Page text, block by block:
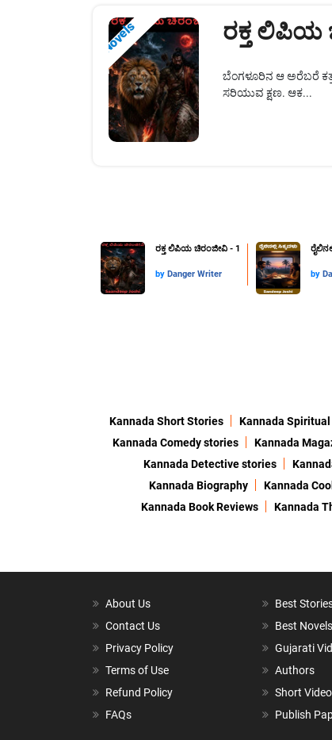
Novels ರಕ್ತ ಲಿಪಿಯ
ಬೆಂಗಳೂರಿನ ಆ ಅರೆಬರೆ
ಸರಿಯುವ ಕ್ಷಣ. ಆಕ...
ರಕ್ತ ಲಿಪಿಯ ಚಿರಂಜೀವಿ - 1
by Danger Writer by
Kannada Short Stories Kannada
Kannada Comedy stories
Kannada
Kannada Detective stories
Kannada Biography
Kannada
Kannada Book Reviews
Kannada
About Us
Contact Us
Privacy Policy
Terms of Use
Refund Policy
FAQs
Best
Best Novels
Gujarati
Authors
Short
Publish